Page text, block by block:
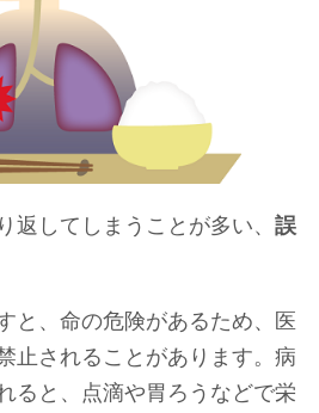
返してしまうことが多い、 誤
と、命の危険があるため、医
止されることがあります。病
ると、点滴や胃ろうなどで栄